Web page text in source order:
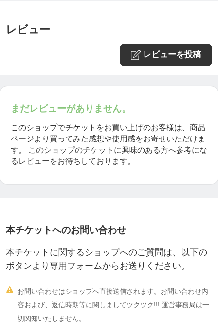
レビュー
レビューを投稿
まだレビューがありません。
このショップでチケットをお買い上げのお客様は、商品
ページより買ってみた感想や使用感をお寄せいただけま
す。
このショップのチケットに興味のある方へ参考にな
るレビューをお待ちしております。
本チケットへのお問い合わせ
本チケットに関するショップへのご質問は、以下の
ボタンより専用フォームからお送りください。

お問い合わせはショップへ直接送信されます。お問い合わせ内
容および、返信時期等に関しましてツクツク!!! 運営事務局は一
切関知いたしません。